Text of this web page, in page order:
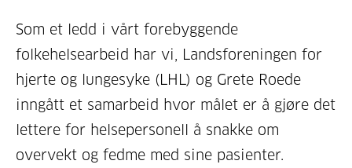
Som et ledd i vårt forebyggende
folkehelsearbeid har vi, Landsforeningen for
hjerte og lungesyke (LHL) og Grete Roede
inngått et samarbeid hvor målet er å gjøre det
lettere for helsepersonell å snakke om
overvekt og fedme med sine pasienter.